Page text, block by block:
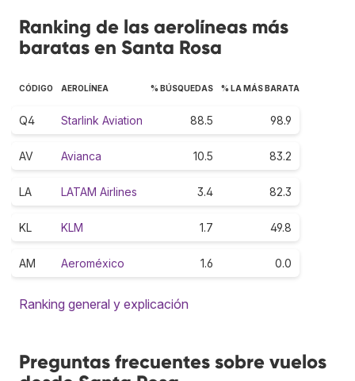
Ranking de las aerolíneas más
baratas en Santa Rosa
CÓDIGO AEROLÍNEA % BÚSQUEDAS % LA MÁS BARATA
Q4 Starlink Aviation 88.5 98.9
AV Avianca 10.5 83.2
LA LATAM Airlines 3.4 82.3
KL KLM 1.7 49.8
AM Aeroméxico 1.6 0.0
Ranking general y explicación
Preguntas frecuentes sobre vuelos